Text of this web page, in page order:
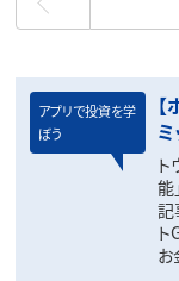
アプリで投資を学
ぼう
ト
能
記
ト
お